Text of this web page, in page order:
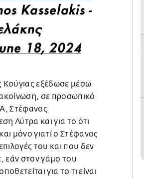
Kasselakis -
18, 2024
Κούγιας εξέδωσε μέσω
σε προσωπικό
Στέφανος
Λύτρα και για το ότι
μόνο γιατί ο Στέφανος
του και που δεν
εάν στον γάμο του
για το τι είναι